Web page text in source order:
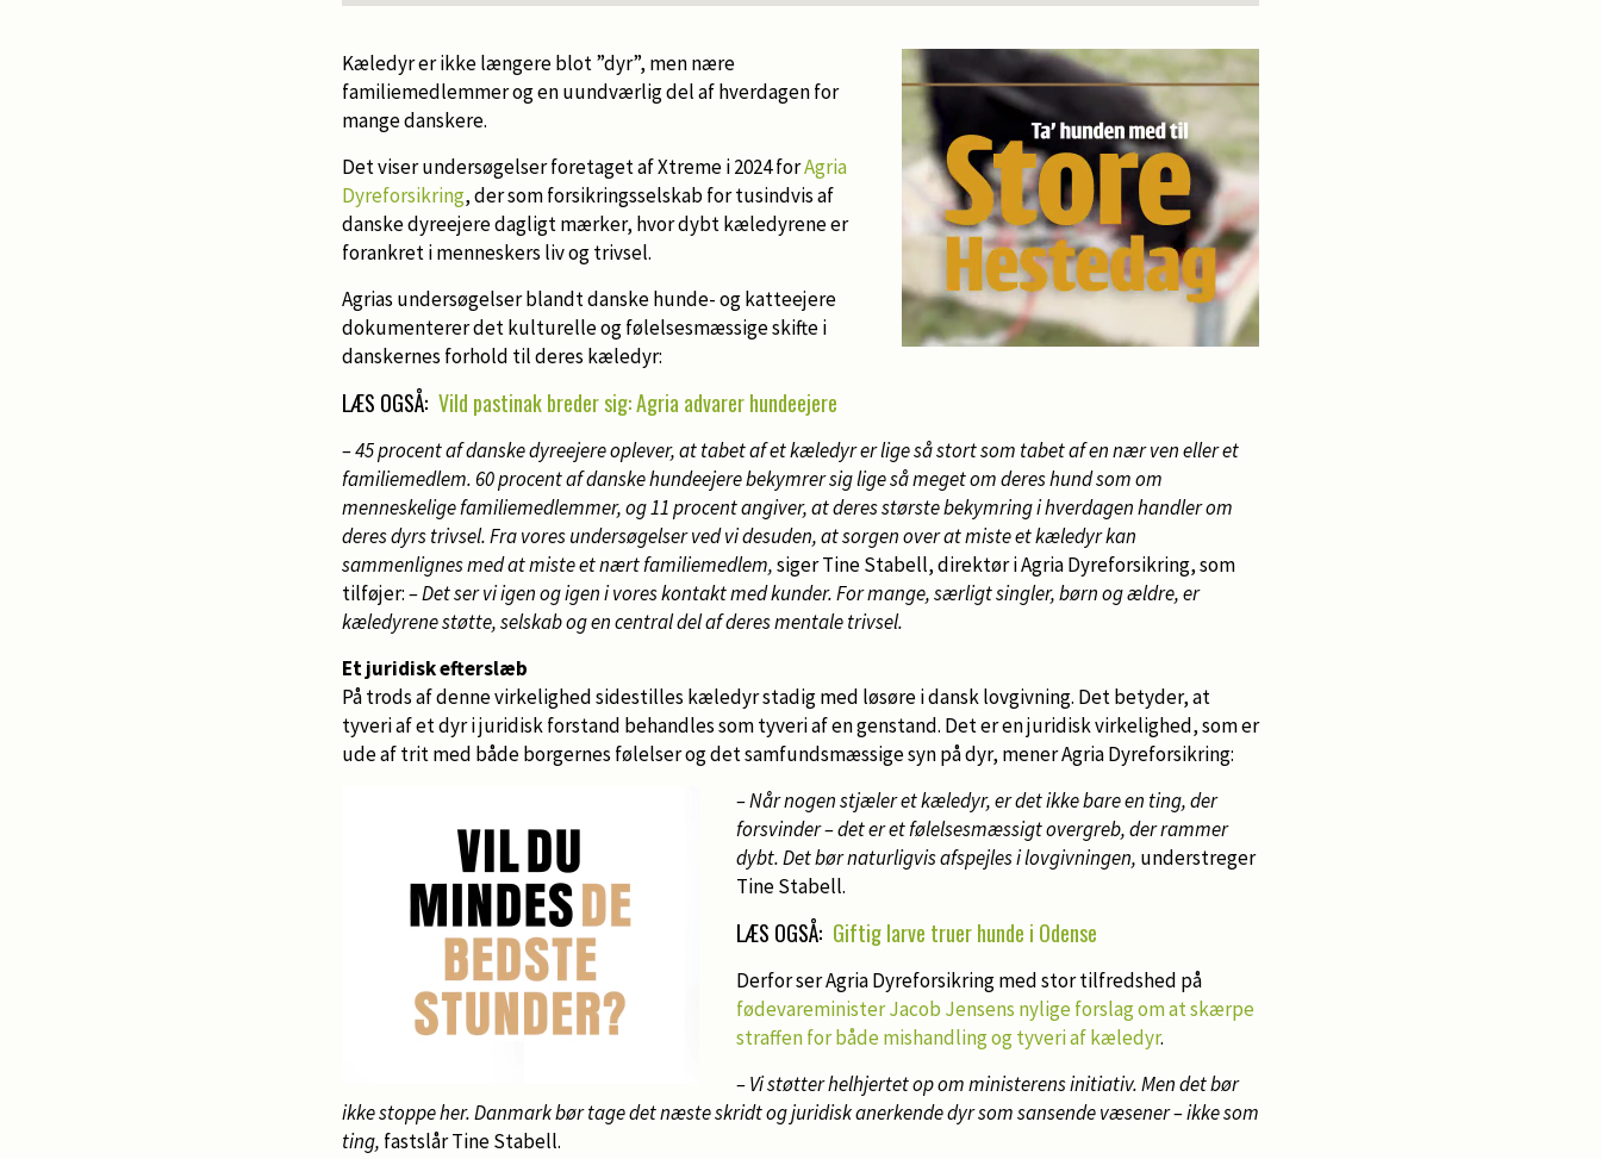
Kæledyr er ikke længere blot ”dyr”, men nære
familiemedlemmer og en uundværlig del af hverdagen for
mange danskere.
Det viser undersøgelser foretaget af Xtreme i 2024 forAgria
Dyreforsikring, der som forsikringsselskab for tusindvis af
danske dyreejere dagligt mærker, hvor dybt kæledyrene er
forankret i menneskers liv og trivsel.
Agrias undersøgelser blandt danske hunde- og katteejere
dokumenterer det kulturelle og følelsesmæssige skifte i
danskernes forhold til deres kæledyr:
LÆS OGSÅ: Vild pastinak breder sig: Agria advarer hundeejere
– 45 procent af danske dyreejere oplever, at tabet af et kæledyr er lige så stort som tabet af en nær ven eller et
familiemedlem. 60 procent af danske hundeejere bekymrer sig lige så meget om deres hund som om
menneskelige familiemedlemmer, og 11 procent angiver, at deres største bekymring i hverdagen handler om
deres dyrs trivsel. Fra vores undersøgelser ved vi desuden, at sorgen over at miste et kæledyr kan
sammenlignes med at miste et nært familiemedlem,siger Tine Stabell, direktør i Agria Dyreforsikring, som
tilføjer:– Det ser vi igen og igen i vores kontakt med kunder. For mange, særligt singler, børn og ældre, er
kæledyrene støtte, selskab og en central del af deres mentale trivsel.
Et juridisk efterslæb
På trods af denne virkelighed sidestilles kæledyr stadig med løsøre i dansk lovgivning. Det betyder, at
tyveri af et dyr i juridisk forstand behandles som tyveri af en genstand. Det er en juridisk virkelighed, som er
ude af trit med både borgernes følelser og det samfundsmæssige syn på dyr, mener Agria Dyreforsikring:
– Når nogen stjæler et kæledyr, er det ikke bare en ting, der
forsvinder – det er et følelsesmæssigt overgreb, der rammer
dybt. Det bør naturligvis afspejles i lovgivningen, understreger
Tine Stabell.
LÆS OGSÅ: Giftig larve truer hunde i Odense
Derfor ser Agria Dyreforsikring med stor tilfredshed på
fødevareminister Jacob Jensens nylige forslag om at skærpe
straffen for både mishandling og tyveri af kæledyr.
– Vi støtter helhjertet op om ministerens initiativ. Men det bør
ikke stoppe her. Danmark bør tage det næste skridt og juridisk anerkende dyr som sansende væsener – ikke som
ting, fastslår Tine Stabell.